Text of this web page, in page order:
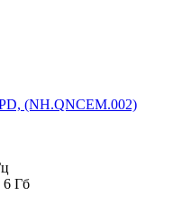
(NH.QNCEM.002)
6 Гб